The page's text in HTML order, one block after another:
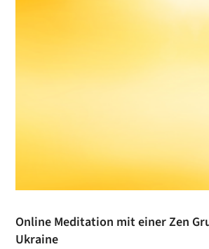
Online Meditation mit einer Zen
Ukraine